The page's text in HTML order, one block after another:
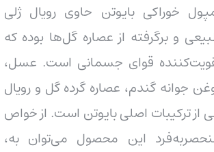
خوراکی بایوتن حاوی رویال ژلی
و برگرفته از عصاره گل‌ها بوده که
قوای جسمانی است. عسل،
جوانه گندم، عصاره گرده گل و رویال
از ترکیبات اصلی بایوتن است. از خواص
این محصول می‌توان به،